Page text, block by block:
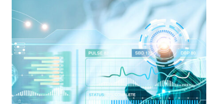
DIFESA
CYBER